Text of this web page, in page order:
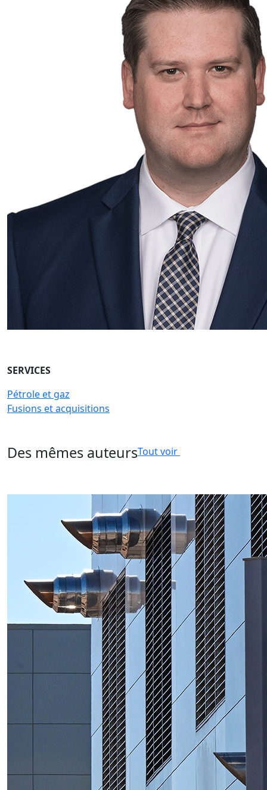
SERVICES
Pétrole et gaz
Fusions et acquisitions
Des mêmes auteursTout voir